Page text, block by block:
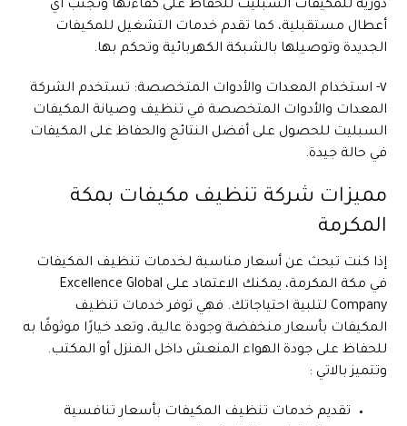
دورية للمكيفات السبليت للحفاظ على كفاءتها وتجنب أي
أعطال مستقبلية، كما تقدم خدمات التشغيل للمكيفات
الجديدة وتوصيلها بالشبكة الكهربائية وتحكم بها.
٧- استخدام المعدات والأدوات المتخصصة: تستخدم الشركة
المعدات والأدوات المتخصصة في تنظيف وصيانة المكيفات
السبليت للحصول على أفضل النتائج والحفاظ على المكيفات
في حالة جيدة.
مميزات شركة تنظيف مكيفات بمكة
المكرمة
إذا كنت تبحث عن أسعار مناسبة لخدمات تنظيف المكيفات
في مكة المكرمة، يمكنك الاعتماد على Excellence Global
Company لتلبية احتياجاتك. فهي توفر خدمات تنظيف
المكيفات بأسعار منخفضة وجودة عالية، وتعد خيارًا موثوقًا به
للحفاظ على جودة الهواء المنعش داخل المنزل أو المكتب.
وتتميز بالاتي :
تقديم خدمات تنظيف المكيفات بأسعار تنافسية